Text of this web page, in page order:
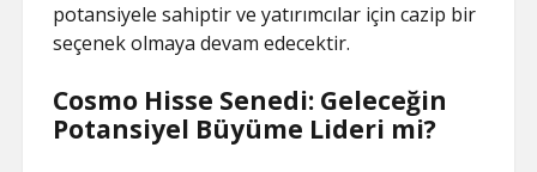
potansiyele sahiptir ve yatırımcılar için cazip bir
seçenek olmaya devam edecektir.
Cosmo Hisse Senedi: Geleceğin
Potansiyel Büyüme Lideri mi?